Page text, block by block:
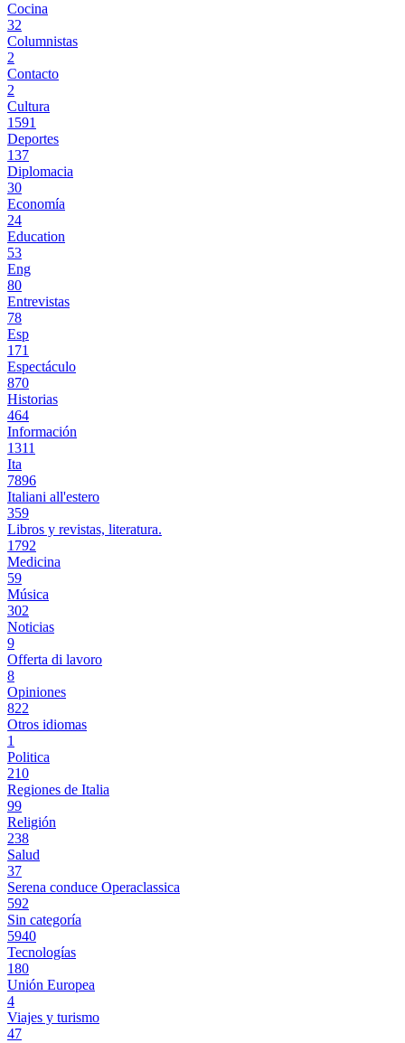
Cocina
32
Columnistas
2
Contacto
2
Cultura
1591
Deportes
137
Diplomacia
30
Economía
24
Education
53
Eng
80
Entrevistas
78
Esp
171
Espectáculo
870
Historias
464
Información
1311
Ita
7896
Italiani all'estero
359
Libros y revistas, literatura.
1792
Medicina
59
Música
302
Noticias
9
Offerta di lavoro
8
Opiniones
822
Otros idiomas
1
Politica
210
Regiones de Italia
99
Religión
238
Salud
37
Serena conduce Operaclassica
592
Sin categoría
5940
Tecnologías
180
Unión Europea
4
Viajes y turismo
47